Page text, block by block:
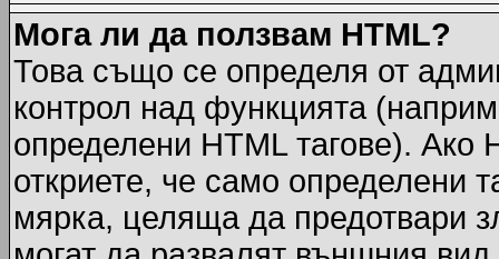
Мога ли да ползвам HTML?
Това също се определя от
контрол над функцията
определени HTML тагове).
откриете, че само определени
мярка, целяща да предотвари